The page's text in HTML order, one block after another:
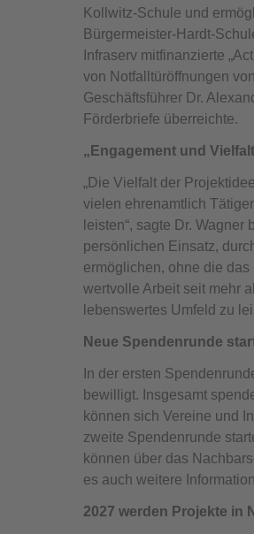
Kollwitz-Schule und
Bürgermeister-Hardt-
Infraserv mitfinanzierte
von Notfalltüröffnungen
Geschäftsführer Dr.
Förderbriefe überreichte.
„Engagement und
„Die Vielfalt der
vielen ehrenamtlich
leisten“, sagte Dr.
persönlichen Einsatz,
ermöglichen, ohne die
wertvolle Arbeit seit mehr
lebenswertes Umfeld zu
Neue Spendenrunde
In der ersten
bewilligt. Insgesamt
können sich Vereine und
zweite Spendenrunde
können über das
es auch weitere
2027 werden Projekte in